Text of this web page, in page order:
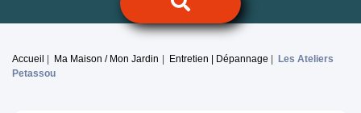
Accueil Ma Maison / Mon Jardin Entretien | Dépannage
Les Ateliers
Petassou